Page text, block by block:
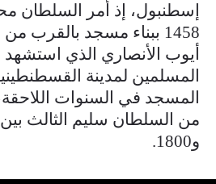
إسطنبول، إذ أمر السلطان
1458 ببناء مسجد بالقرب
أيوب الأنصاري الذي استشهد
المسلمين لمدينة
المسجد في السنوات اللاحقة،
و1800.